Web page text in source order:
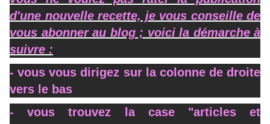
d'une nouvelle recette, je vous conseille de
vous abonner au blog ; voici la démarche à
suivre :
- vous vous dirigez sur la colonne de droite
vers le bas
- vous trouvez la case "articles et